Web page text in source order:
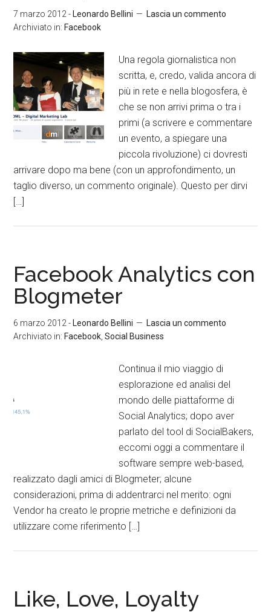
7 marzo 2012 - Leonardo Bellini
Lascia un commento
Archiviato in: Facebook
Una regola giornalistica non
scritta, e, credo, valida ancora di
più in rete e nella blogosfera, è
che se non arrivi prima o tra i
primi (a scrivere e commentare
un evento, a spiegare una
piccola rivoluzione) ci dovresti
arrivare dopo ma bene (con un approfondimento, un
taglio diverso, un commento originale). Questo per dirvi
[…]
Facebook Analytics con
Blogmeter
6 marzo 2012 - Leonardo Bellini
Lascia un commento
Archiviato in: Facebook ,Social Business
Continua il mio viaggio di
esplorazione ed analisi del
mondo delle piattaforme di
Social Analytics; dopo aver
parlato del tool di SocialBakers,
eccomi oggi a commentare il
software sempre web-based,
realizzato dagli amici di Blogmeter; alcune
considerazioni, prima di addentrarci nel merito: ogni
Vendor ha creato le proprie metriche e definizioni da
utilizzare come riferimento […]
Like, Love, Loyalty